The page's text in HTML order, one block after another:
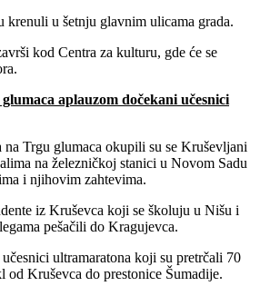
krenuli u šetnju glavnim ulicama grada.
kod Centra za kulturu, gde će se
aplauzom dočekani učesnici
Trgu glumaca okupili su se Kruševljani
na železničkoj stanici u Novom Sadu
i njihovim zahtevima.
iz Kruševca koji se školuju u Nišu i
pešačili do Kragujevca.
ultramaratona koji su pretrčali 70
Kruševca do prestonice Šumadije.